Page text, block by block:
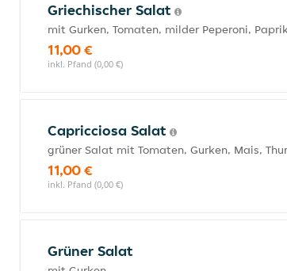
Griechischer Salat
mit Gurken, Tomaten, milder Peperoni,
11,00 €
inkl. Pfand (0,00 €)
Capricciosa Salat
grüner Salat mit Tomaten, Gurken, Mais,
11,00 €
inkl. Pfand (0,00 €)
Grüner Salat